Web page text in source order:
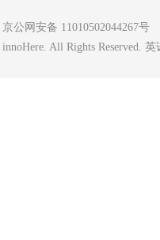
京公网安备 11010502044267号
innoHere. All Rights Reserved.